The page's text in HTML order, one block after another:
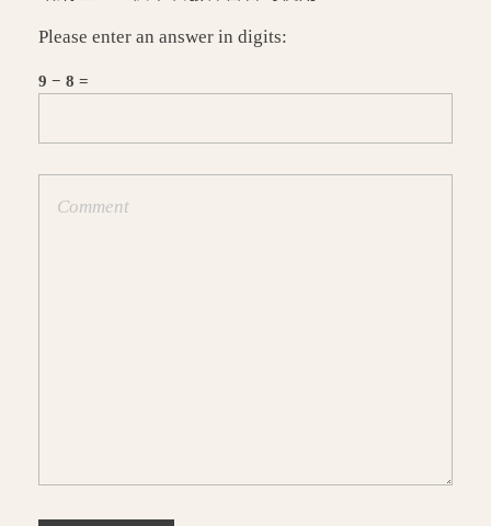
Please enter an answer in digits:
9 − 8 =